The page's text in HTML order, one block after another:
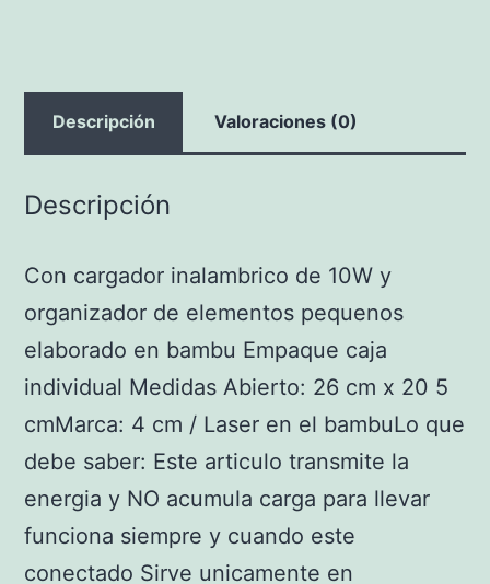
Descripción Valoraciones (0)
Descripción
Con cargador inalambrico de 10W y
organizador de elementos pequenos
elaborado en bambu Empaque caja
individual Medidas Abierto: 26 cm x 20 5
cmMarca: 4 cm / Laser en el bambuLo que
debe saber: Este articulo transmite la
energia y NO acumula carga para llevar
funciona siempre y cuando este
conectado Sirve unicamente en